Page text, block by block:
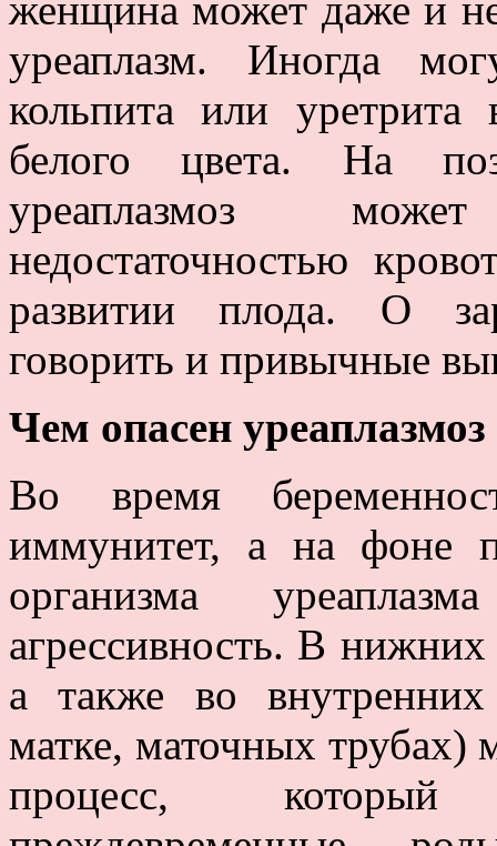
уреаплазм. Иногда
кольпита или
белого цвета. На
уреаплазмоз
недостаточностью
развитии плода. О
говорить и привычные
Чем опасен
Во время
иммунитет, а на фоне
организма
агрессивность. В
а также во
матке, маточных трубах)
процесс, который